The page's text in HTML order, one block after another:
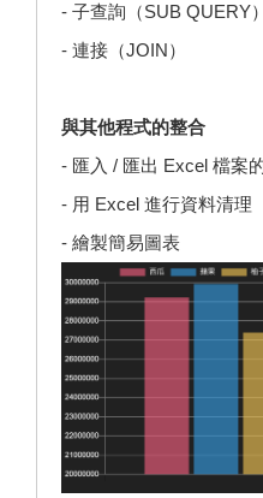
- 子查詢（SUB QUERY）
- 連接（JOIN）
與其他程式的整合
- 匯入 / 匯出 Excel 檔案
- 用 Excel 進行資料清理
- 繪製簡易圖表